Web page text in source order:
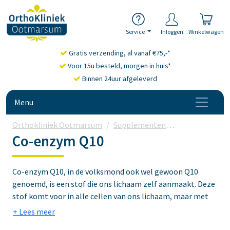
Service Inloggen Winkelwagen
Gratis verzending, al vanaf €75,-*
Voor 15u besteld, morgen in huis*
Binnen 24uur afgeleverd
Menu
Orthokliniek Ootmarsum Supplementen
Co-enzym Q10
Co-enzym Q10, in de volksmond ook wel gewoon Q10
genoemd, is een stof die ons lichaam zelf aanmaakt. Deze
stof komt voor in alle cellen van ons lichaam, maar met
name in de mitochondriën. Dit zijn de energiefabrieken